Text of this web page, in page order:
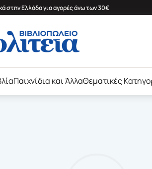
στην Ελλάδα για αγορές άνω των 30€
Παιχνίδια και ΆλλαΘεματικές